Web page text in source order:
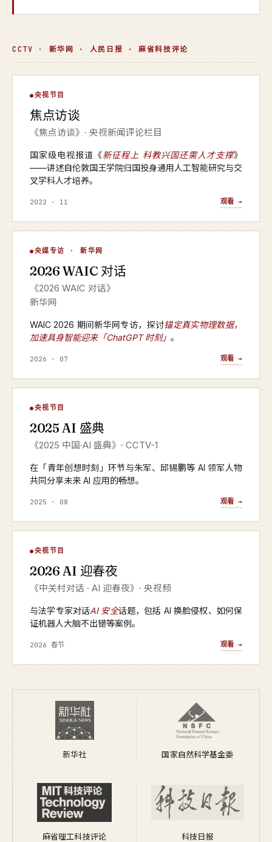
CCTV · 新华网 · 人民日报 · 麻省科技评论
焦点访谈
央视 · 焦点访谈
央视节目
焦点访谈
《焦点访谈》· 央视新闻评论栏目
国家级电视报道《新征程上 科教兴国还需人才支撑》
——讲述自伦敦国王学院归国投身通用人工智能研究与交
叉学科人才培养。
2022 · 11 观看 →
WAIC 对话
新华网 · 2026
▶
央媒专访 · 新华网
2026 WAIC 对话
《2026 WAIC 对话》
新华网
WAIC 2026 期间新华网专访，探讨锚定真实物理数据，
加速具身智能迎来「ChatGPT 时刻」 。
2026 · 07 观看 →
AI 盛典
CCTV-1 · 2025 年度
央视节目
2025 AI 盛典
《2025 中国·AI 盛典》· CCTV-1
在「青年创想时刻」环节与朱军、邱锡鹏等 AI 领军人物
共同分享未来 AI 应用的畅想。
2025 · 08 观看 →
AI 迎春夜
央视频 · 2026
央视节目
2026 AI 迎春夜
《中关村对话 · AI 迎春夜》· 央视频
与法学专家对话AI 安全话题，包括 AI 换脸侵权、如何保
证机器人大脑不出错等案例。
2026 春节 观看 →
新华社 国家自然科学基金委
麻省理工科技评论 科技日报